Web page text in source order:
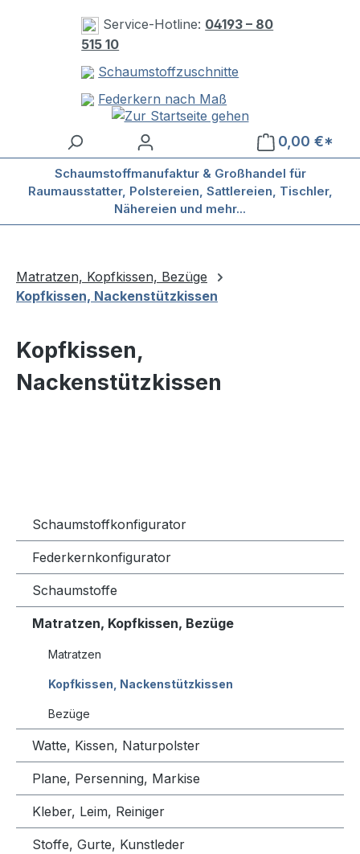
Zum Hauptinhalt springen
Service-Hotline: 04193 – 80
515 10
Schaumstoffzuschnitte
Federkern nach Maß
0,00 €*
Schaumstoffmanufaktur & Großhandel für
Raumausstatter, Polstereien, Sattlereien, Tischler,
Nähereien und mehr...
Matratzen, Kopfkissen, Bezüge
Kopfkissen, Nackenstützkissen
Kopfkissen,
Nackenstützkissen
Schaumstoffkonfigurator
Federkernkonfigurator
Schaumstoffe
Matratzen, Kopfkissen, Bezüge
Matratzen
Kopfkissen, Nackenstützkissen
Bezüge
Watte, Kissen, Naturpolster
Plane, Persenning, Markise
Kleber, Leim, Reiniger
Stoffe, Gurte, Kunstleder